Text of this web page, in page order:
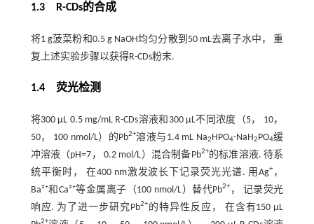
1.3 R-CDs的合成
将1 g菠菜粉和0.5 g NaOH均匀分散到50 mL去离子水中， 重
复上述实验步骤以获得R-CDs粉末.
1.4 荧光检测
将300 μL 0.5 mg/mL R-CDs溶液和300 μL不同浓度（5， 10，
50， 100 nmol/L）的Pb2+溶液与1.4 mL Na2HPO4-NaH2PO4缓
冲溶液（pH=7， 0.2 mol/L）混合制备Pb2+的标准溶液. 待系
统平衡时， 在400 nm激发波长下记录荧光光谱. 用Ag+，
Ba²⁺和Ca²⁺等金属离子（100 nmol/L）替代Pb2+， 记录荧光
响应. 为了进一步研究Pb2+的特异性反应， 在含有150 μL
2+